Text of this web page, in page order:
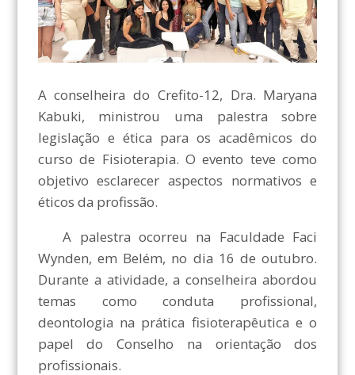
A conselheira do Crefito-12, Dra. Maryana
Kabuki, ministrou uma palestra sobre
legislação e ética para os acadêmicos do
curso de Fisioterapia. O evento teve como
objetivo esclarecer aspectos normativos e
éticos da profissão.
A palestra ocorreu na Faculdade Faci
Wynden, em Belém, no dia 16 de outubro.
Durante a atividade, a conselheira abordou
temas como conduta profissional,
deontologia na prática fisioterapêutica e o
papel do Conselho na orientação dos
profissionais.